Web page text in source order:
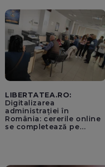
LIBERTATEA.RO:
Digitalizarea
administrației în
România: cererile online
se completează pe